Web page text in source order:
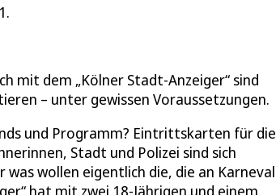
mit dem „Kölner Stadt-Anzeiger“ sind
– unter gewissen Voraussetzungen.
und Programm? Eintrittskarten für die
Stadt und Polizei sind sich
wollen eigentlich die, die an Karneval
hat mit zwei 18-Jährigen und einem